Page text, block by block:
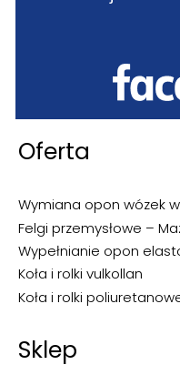
Oferta
Wymiana opon wózek
Felgi przemysłowe –
Wypełnianie opon
Koła i rolki vulkollan
Koła i rolki
Sklep